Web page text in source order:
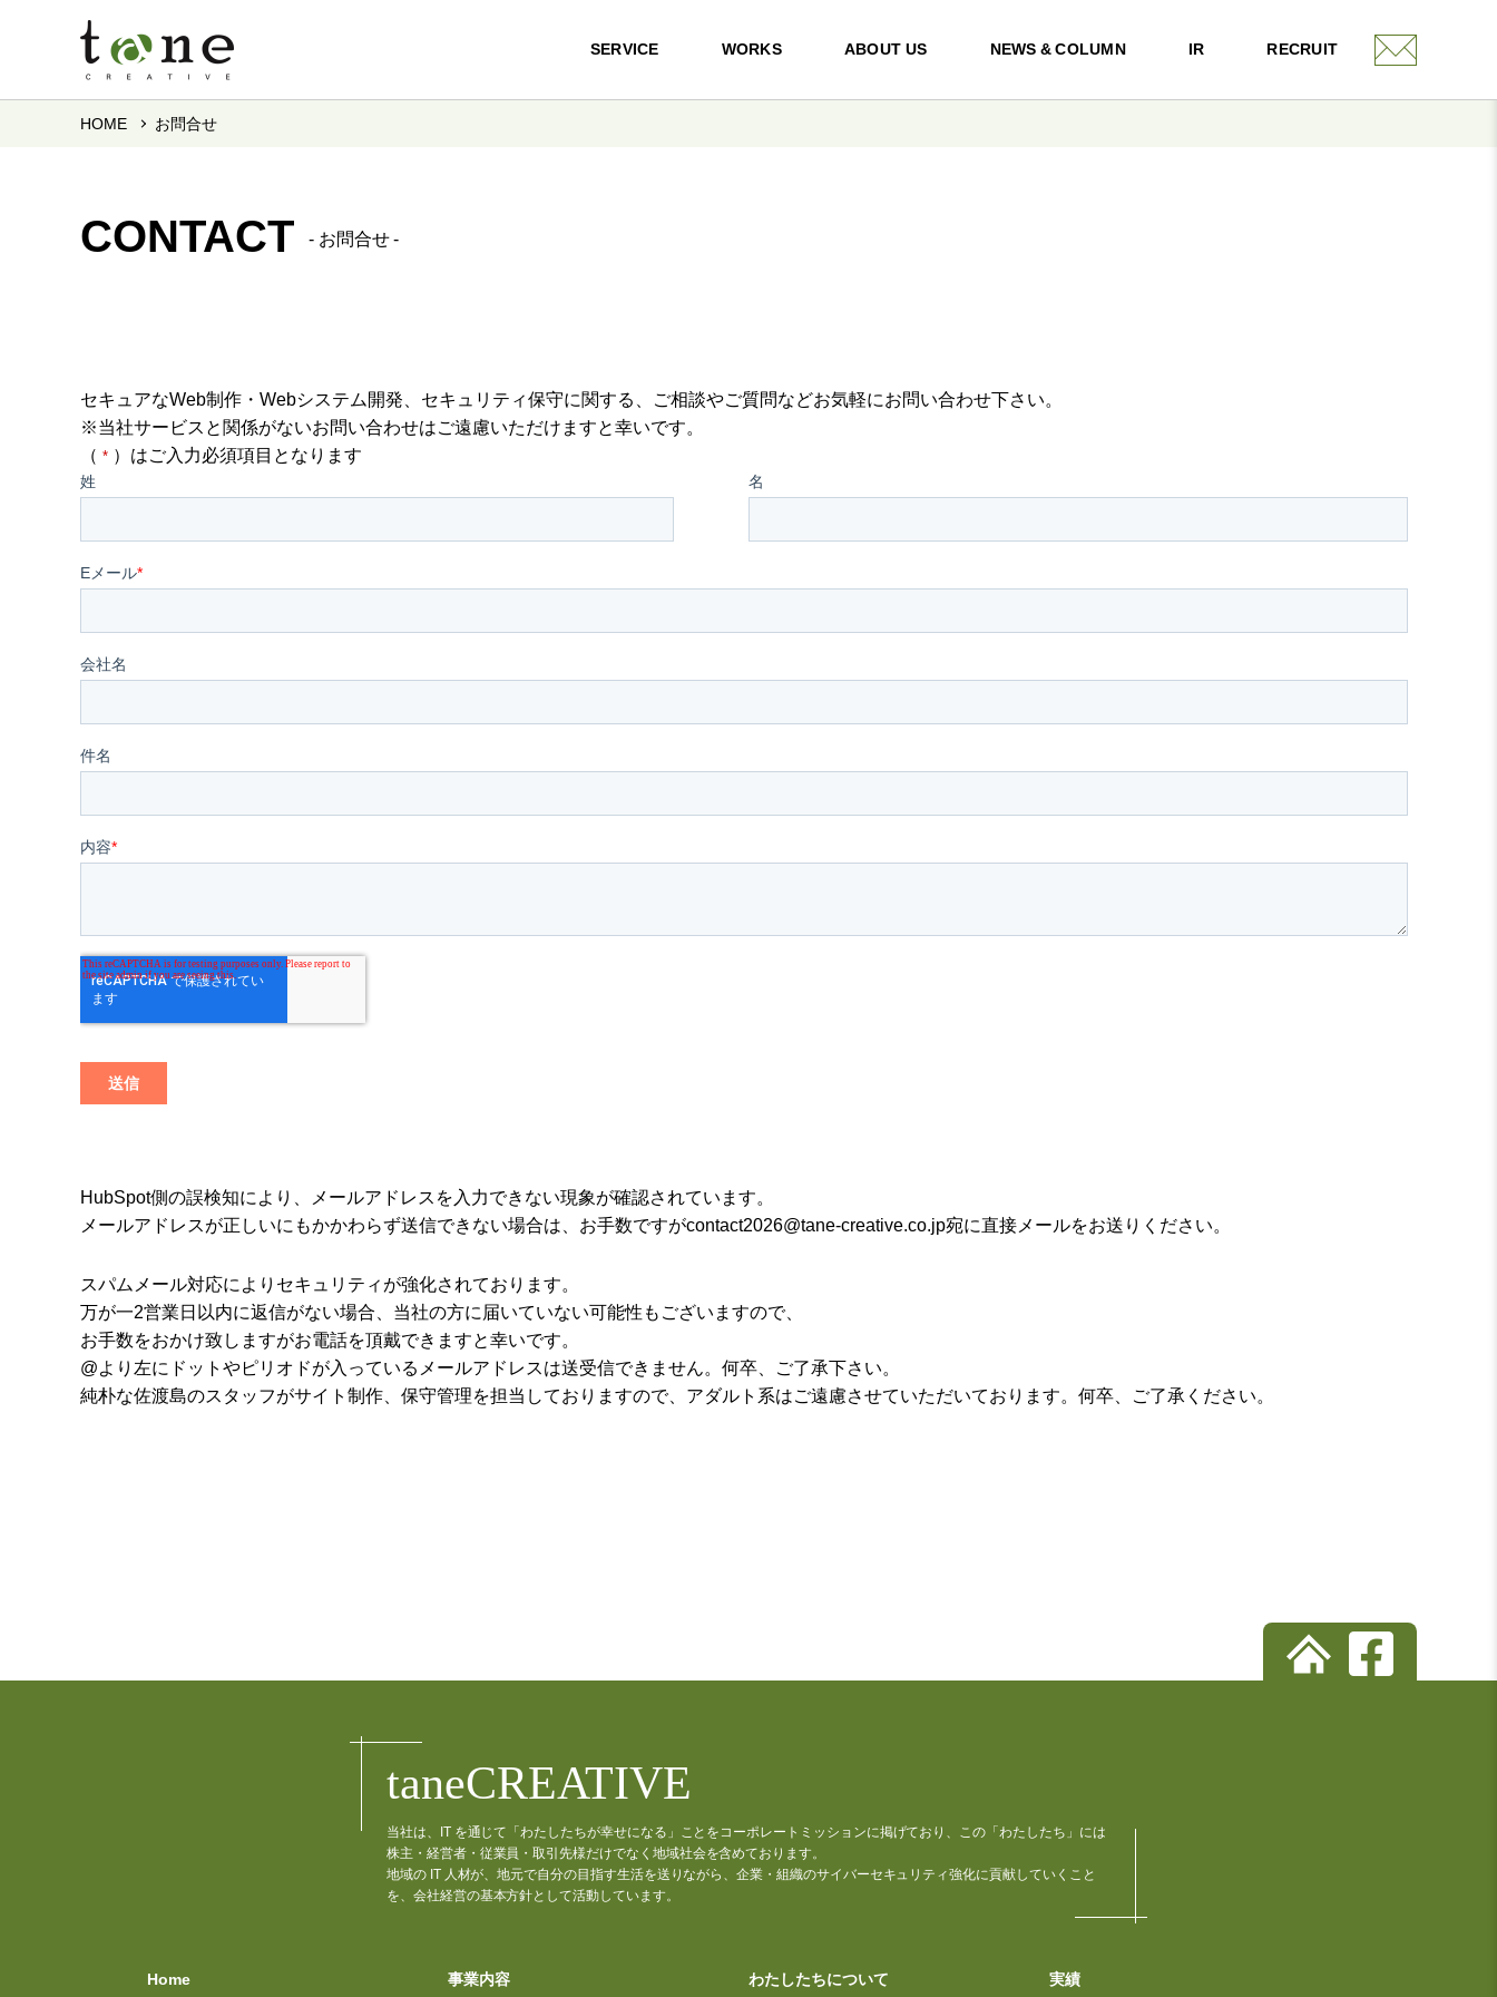
SERVICE WORKS ABOUT US NEWS & COLUMN IR RECRUIT
HOME お問合せ
CONTACT お問合せ
セキュアなWeb制作・Webシステム開発、セキュリティ保守に関する、ご相談やご質問などお気軽にお問い合わせ下さい。
※当社サービスと関係がないお問い合わせはご遠慮いただけますと幸いです。
（ * ）はご入力必須項目となります
HubSpot側の誤検知により、メールアドレスを入力できない現象が確認されています。
メールアドレスが正しいにもかかわらず送信できない場合は、お手数ですがcontact2026@tane-creative.co.jp宛に直接メールをお送りください。
スパムメール対応によりセキュリティが強化されております。
万が一2営業日以内に返信がない場合、当社の方に届いていない可能性もございますので、
お手数をおかけ致しますがお電話を頂戴できますと幸いです。
@より左にドットやピリオドが入っているメールアドレスは送受信できません。何卒、ご了承下さい。
純朴な佐渡島のスタッフがサイト制作、保守管理を担当しておりますので、アダルト系はご遠慮させていただいております。何卒、ご了承ください。
taneCREATIVE
当社は、IT を通じて「わたしたちが幸せになる」ことをコーポレートミッションに掲げており、この「わたしたち」には
株主・経営者・従業員・取引先様だけでなく地域社会を含めております。
地域の IT 人材が、地元で自分の目指す生活を送りながら、企業・組織のサイバーセキュリティ強化に貢献していくこと
を、会社経営の基本方針として活動しています。
Home 事業内容 わたしたちについて 実績